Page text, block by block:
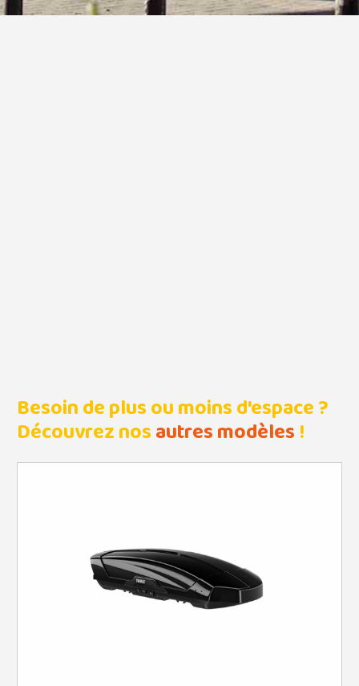
Besoin de plus ou moins d'espace ?
Découvrez nosautres modèles!